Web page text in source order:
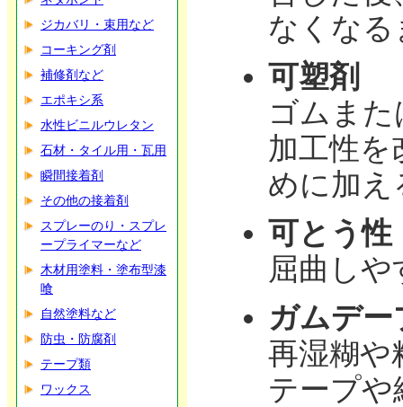
ジカバリ・束用など
コーキング剤
補修剤など
エポキシ系
水性ビニルウレタン
石材・タイル用・瓦用
瞬間接着剤
その他の接着剤
スプレーのり・スプレ
ープライマーなど
木材用塗料・塗布型漆
喰
自然塗料など
防虫・防腐剤
テープ類
ワックス
なくなる
可塑剤
ゴムま
加工性を
めに加え
可とう性
屈曲しや
ガムデー
再湿糊や
テープや